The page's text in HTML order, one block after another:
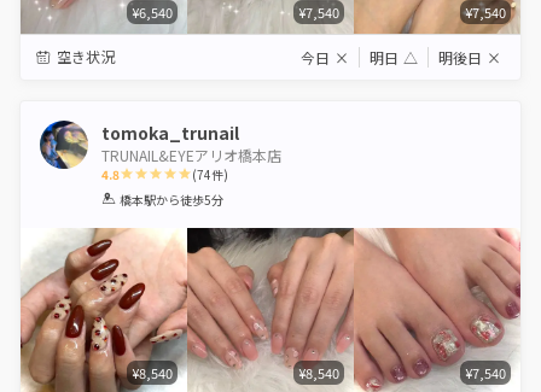
¥6,540 ¥7,540 ¥7,540
空き状況 今日 × 明日 △ 明後日 ×
tomoka_trunail
TRUNAIL&EYEアリオ橋本店
4.8
1 2 3 4 5
(74件)
橋本駅から徒歩5分
¥8,540 ¥8,540 ¥7,540